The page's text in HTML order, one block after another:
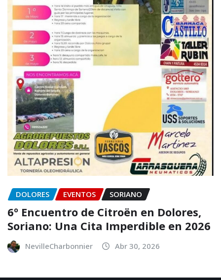
DOLORES EVENTOS SORIANO
6º Encuentro de Citroën en Dolores,
Soriano: Una Cita Imperdible en 2026
NevilleCharbonnier Abr 30, 2026